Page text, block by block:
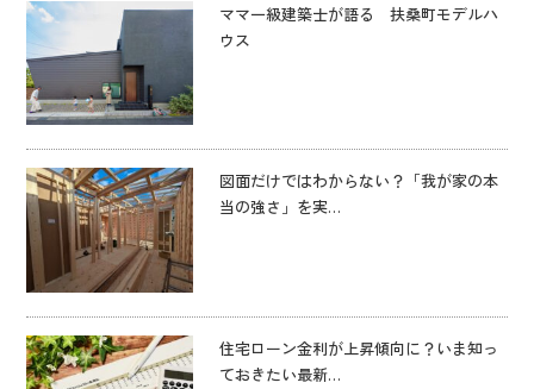
ママ一級建築士が語る 扶桑町モデルハ
ウス
図面だけではわからない？「我が家の本
当の強さ」を実…
住宅ローン金利が上昇傾向に？いま知っ
ておきたい最新…